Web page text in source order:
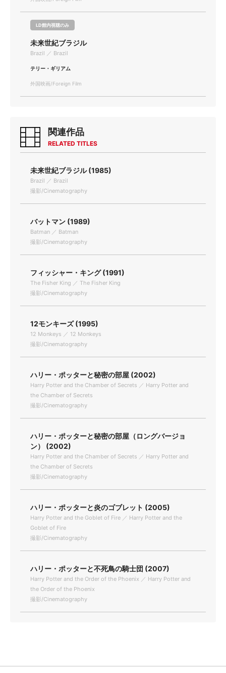
LD館内視聴のみ
未来世紀ブラジル
Brazil ／ Brazil
テリー・ギリアム
外国映画/Foreign Film
関連作品
RELATED TITLES
未来世紀ブラジル (1985)
Brazil ／ Brazil
撮影/Cinematography
バットマン (1989)
Batman ／ Batman
撮影/Cinematography
フィッシャー・キング (1991)
The Fisher King ／ The Fisher King
撮影/Cinematography
12モンキーズ (1995)
12 Monkeys ／ 12 Monkeys
撮影/Cinematography
ハリー・ポッターと秘密の部屋 (2002)
Harry Potter and the Chamber of Secrets ／ Harry Potter and
the Chamber of Secrets
撮影/Cinematography
ハリー・ポッターと秘密の部屋（ロングバージョ
ン） (2002)
Harry Potter and the Chamber of Secrets ／ Harry Potter and
the Chamber of Secrets
撮影/Cinematography
ハリー・ポッターと炎のゴブレット (2005)
Harry Potter and the Goblet of Fire ／ Harry Potter and the
Goblet of Fire
撮影/Cinematography
ハリー・ポッターと不死鳥の騎士団 (2007)
Harry Potter and the Order of the Phoenix ／ Harry Potter and
the Order of the Phoenix
撮影/Cinematography